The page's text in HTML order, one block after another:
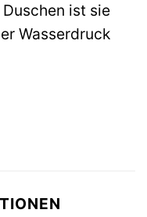
ist sie
Wasserdruck